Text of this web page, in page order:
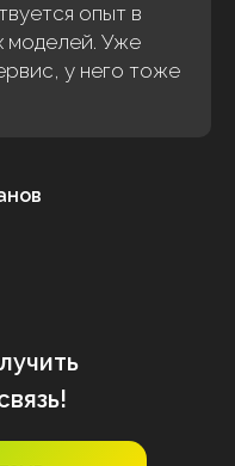
опыт в
моделей. Уже
у него тоже